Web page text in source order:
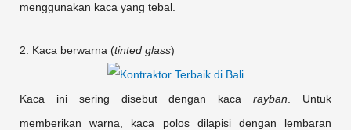
menggunakan kaca yang tebal.
2. Kaca berwarna (tinted glass)
Kaca ini sering disebut dengan kacarayban . Untuk
memberikan warna, kaca polos dilapisi dengan lembaran